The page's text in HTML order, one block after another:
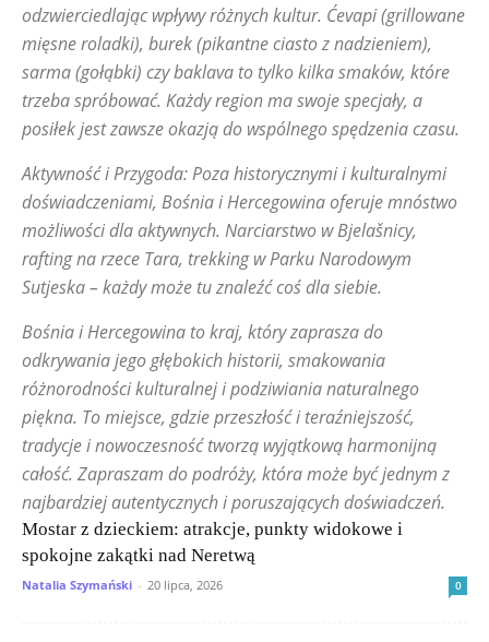
odzwierciedlając wpływy różnych kultur. Ćevapi (grillowane
mięsne roladki), burek (pikantne ciasto z nadzieniem),
sarma (gołąbki) czy baklava to tylko kilka smaków, które
trzeba spróbować. Każdy region ma swoje specjały, a
posiłek jest zawsze okazją do wspólnego spędzenia czasu.
Aktywność i Przygoda: Poza historycznymi i kulturalnymi
doświadczeniami, Bośnia i Hercegowina oferuje mnóstwo
możliwości dla aktywnych. Narciarstwo w Bjelašnicy,
rafting na rzece Tara, trekking w Parku Narodowym
Sutjeska – każdy może tu znaleźć coś dla siebie.
Bośnia i Hercegowina to kraj, który zaprasza do
odkrywania jego głębokich historii, smakowania
różnorodności kulturalnej i podziwiania naturalnego
piękna. To miejsce, gdzie przeszłość i teraźniejszość,
tradycje i nowoczesność tworzą wyjątkową harmonijną
całość. Zapraszam do podróży, która może być jednym z
najbardziej autentycznych i poruszających doświadczeń.
Mostar z dzieckiem: atrakcje, punkty widokowe i
spokojne zakątki nad Neretwą
Natalia Szymański - 20 lipca, 2026 0